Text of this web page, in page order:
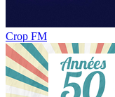
Crop FM